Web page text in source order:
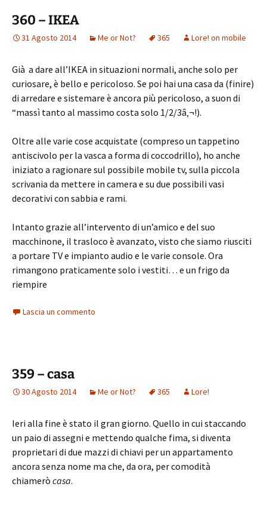
360 – IKEA
31 Agosto 2014 Me or Not? 365 Lore! on mobile
Già a dare all’IKEA in situazioni normali, anche solo per
curiosare, è bello e pericoloso. Se poi hai una casa da (finire)
di arredare e sistemare è ancora più pericoloso, a suon di
“massì tanto al massimo costa solo 1/2/3â‚¬!).
Oltre alle varie cose acquistate (compreso un tappetino
antiscivolo per la vasca a forma di coccodrillo), ho anche
iniziato a ragionare sul possibile mobile tv, sulla piccola
scrivania da mettere in camera e su due possibili vasi
decorativi con sabbia e rami.
Intanto grazie all’intervento di un’amico e del suo
macchinone, il trasloco è avanzato, visto che siamo riusciti
a portare TV e impianto audio e le varie console. Ora
rimangono praticamente solo i vestiti… e un frigo da
riempire
Lascia un commento
359 – casa
30 Agosto 2014 Me or Not? 365 Lore!
Ieri alla fine è stato il gran giorno. Quello in cui staccando
un paio di assegni e mettendo qualche fima, si diventa
proprietari di due mazzi di chiavi per un appartamento
ancora senza nome ma che, da ora, per comodità
chiamerò casa.